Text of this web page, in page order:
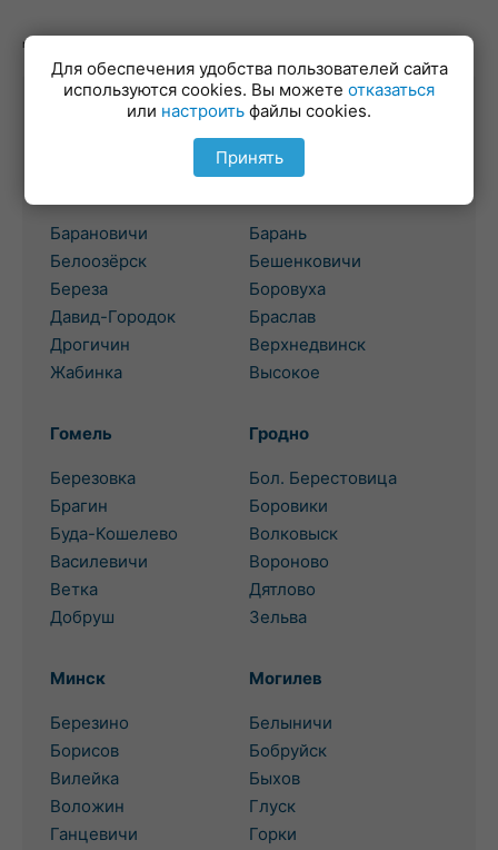
могут появиться доп. результаты, если Вы укажете "особые обстоятельства"
Выбор региона для поиска
потребительского кредита
Барановичи
Белоозёрск
Береза
Давид-Городок
Дрогичин
Жабинка
Барань
Бешенковичи
Боровуха
Браслав
Верхнедвинск
Высокое
Гомель
Березовка
Брагин
Буда-Кошелево
Василевичи
Ветка
Добруш
Гродно
Бол. Берестовица
Боровики
Волковыск
Вороново
Дятлово
Зельва
Минск
Березино
Борисов
Вилейка
Воложин
Ганцевичи
Могилев
Белыничи
Бобруйск
Быхов
Глуск
Горки
Для обеспечения удобства пользователей сайта
используются cookies. Вы можете отказаться
или настроить файлы cookies.
Принять